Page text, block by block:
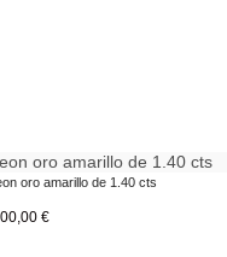
oro amarillo de 1.40 cts
€